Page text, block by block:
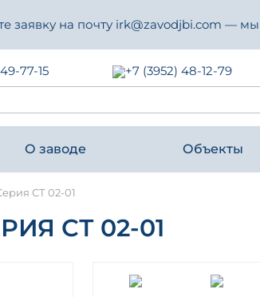
заявку на почту irk@zavodjbi.com —
77-15 +7 (3952) 48-12-79
О заводе Объекты
СТ 02-01
СТ 02-01